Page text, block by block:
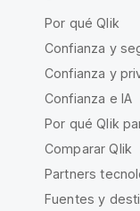
Por qué Qlik
Confianza y
Confianza y
Confianza e IA
Por qué Qlik
Comparar Qlik
Partners
Fuentes y